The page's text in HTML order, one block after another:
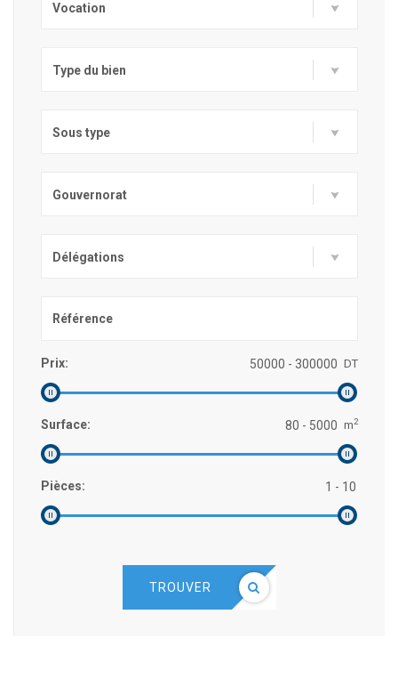
Vocation
Type du bien
Sous type
Gouvernorat
Délégations
Prix: DT
Surface: m2
Pièces:
TROUVER